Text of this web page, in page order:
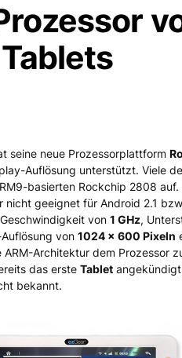
Rockchip
seine neue Prozessorplattform
Auflösung unterstützt. Viele
basierten Rockchip 2808
nicht geeignet für Android 2.1
von 1 GHz,
von 1024 x 600 Pixeln
ARM-Architektur dem Prozessor
das erste Tablet
bekannt.